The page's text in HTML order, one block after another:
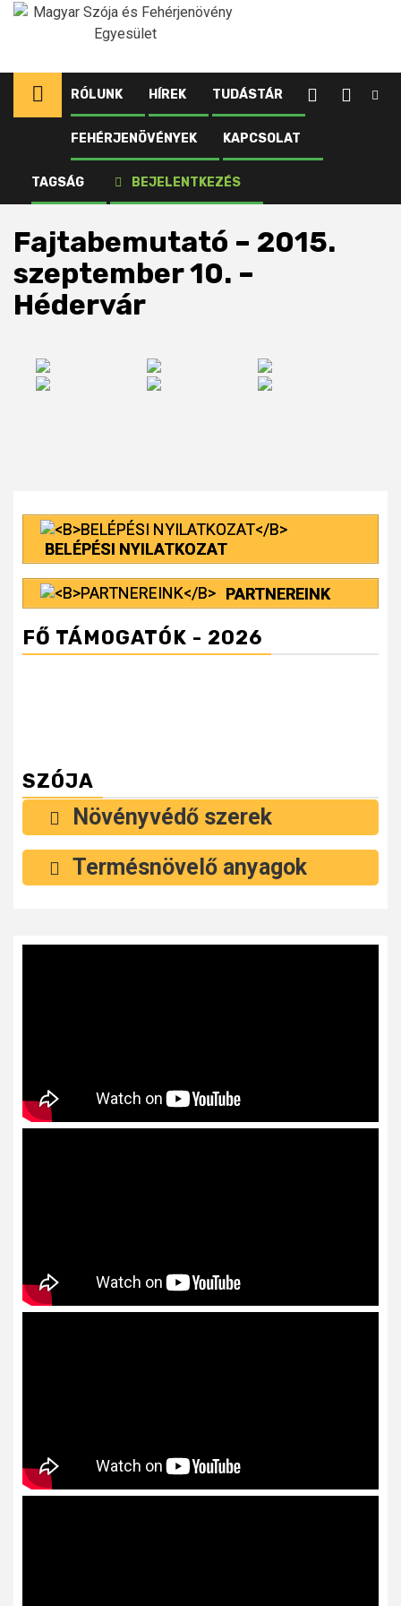
Ugrás
RÓLUNK HÍREK TUDÁSTÁR
FEHÉRJENÖVÉNYEK KAPCSOLAT
TAGSÁG BEJELENTKEZÉS
Kezdőlap Tudástár Média
Archívum
Fajtabemutató – 2015. szeptember 10. – Hédervár
Fajtabemutató – 2015.
szeptember 10. –
Hédervár
BELÉPÉSI NYILATKOZAT
PARTNEREINK
FŐ TÁMOGATÓK - 2026
SZÓJA
Növényvédő szerek
Termésnövelő anyagok